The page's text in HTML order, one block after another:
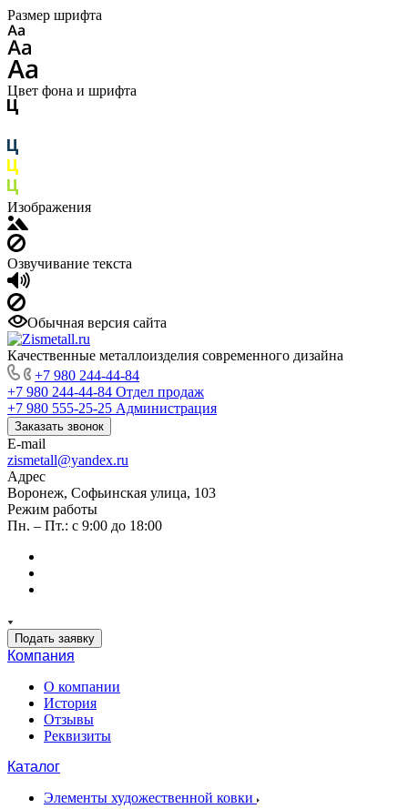
Размер шрифта
Цвет фона и шрифта
Изображения
Озвучивание текста
Обычная версия сайта
Качественные металлоизделия современного дизайна
+7 980 244-44-84
+7 980 244-44-84 Отдел продаж
+7 980 555-25-25 Администрация
Заказать звонок
E-mail
zismetall@yandex.ru
Адрес
Воронеж, Софьинская улица, 103
Режим работы
Пн. – Пт.: с 9:00 до 18:00
Подать заявку
Компания
О компании
История
Отзывы
Реквизиты
Каталог
Элементы художественной ковки